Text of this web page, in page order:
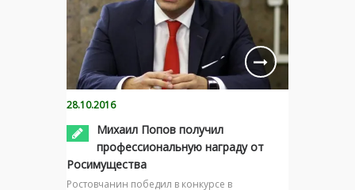
28.10.2016
Михаил Попов получил
профессиональную награду от
Росимущества
Ростовчанин победил в конкурсе в